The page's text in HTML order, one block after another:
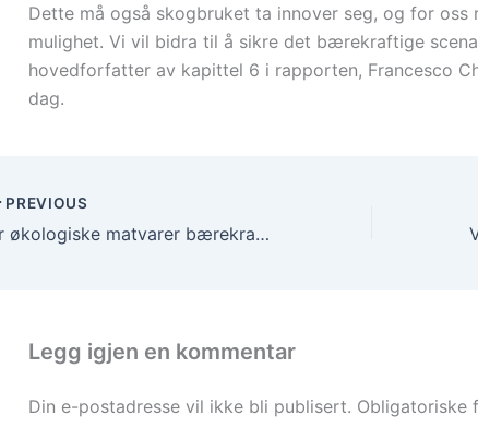
Dette må også skogbruket ta innover seg, og for oss
mulighet. Vi vil bidra til å sikre det bærekraftige
hovedforfatter av kapittel 6 i rapporten, Francesco
dag.
PREVIOUS
Er økologiske matvarer bærekraftig?
Legg igjen en kommentar
Din e-postadresse vil ikke bli publisert. Obligatoriske